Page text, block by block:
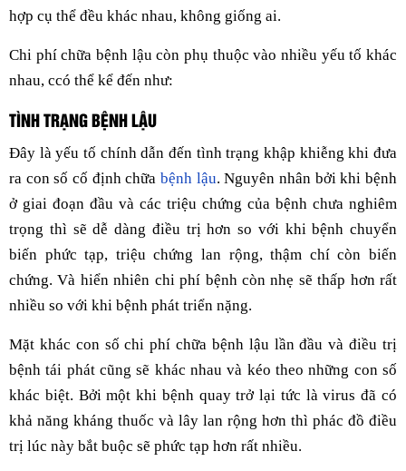
hợp cụ thể đều khác nhau, không giống ai.
Chi phí chữa bệnh lậu còn phụ thuộc vào nhiều yếu tố khác
nhau, ccó thể kể đến như:
TÌNH TRẠNG BỆNH LẬU
Đây là yếu tố chính dẫn đến tình trạng khập khiễng khi đưa
ra con số cố định chữa bệnh lậu. Nguyên nhân bởi khi bệnh
ở giai đoạn đầu và các triệu chứng của bệnh chưa nghiêm
trọng thì sẽ dễ dàng điều trị hơn so với khi bệnh chuyển
biến phức tạp, triệu chứng lan rộng, thậm chí còn biến
chứng. Và hiển nhiên chi phí bệnh còn nhẹ sẽ thấp hơn rất
nhiều so với khi bệnh phát triển nặng.
Mặt khác con số chi phí chữa bệnh lậu lần đầu và điều trị
bệnh tái phát cũng sẽ khác nhau và kéo theo những con số
khác biệt. Bởi một khi bệnh quay trở lại tức là virus đã có
khả năng kháng thuốc và lây lan rộng hơn thì phác đồ điều
trị lúc này bắt buộc sẽ phức tạp hơn rất nhiều.